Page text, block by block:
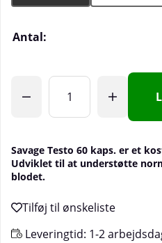
Antal:
Savage Testo 60 kaps. er et
Udviklet til at understøtte
blodet.
Leveringtid: 1-2